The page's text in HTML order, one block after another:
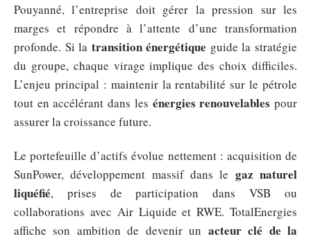
Pouyanné, l’entreprise doit gérer la pression sur les
marges et répondre à l’attente d’une transformation
profonde. Si la transition énergétique guide la stratégie
du groupe, chaque virage implique des choix difficiles.
L’enjeu principal : maintenir la rentabilité sur le pétrole
tout en accélérant dans les énergies renouvelables pour
assurer la croissance future.
Le portefeuille d’actifs évolue nettement : acquisition de
SunPower, développement massif dans le gaz naturel
liquéfié, prises de participation dans VSB ou
collaborations avec Air Liquide et RWE. TotalEnergies
affiche son ambition de devenir un acteur clé de la